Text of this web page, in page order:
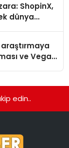
ShopinX,
dünya
ve Vegan
edin..